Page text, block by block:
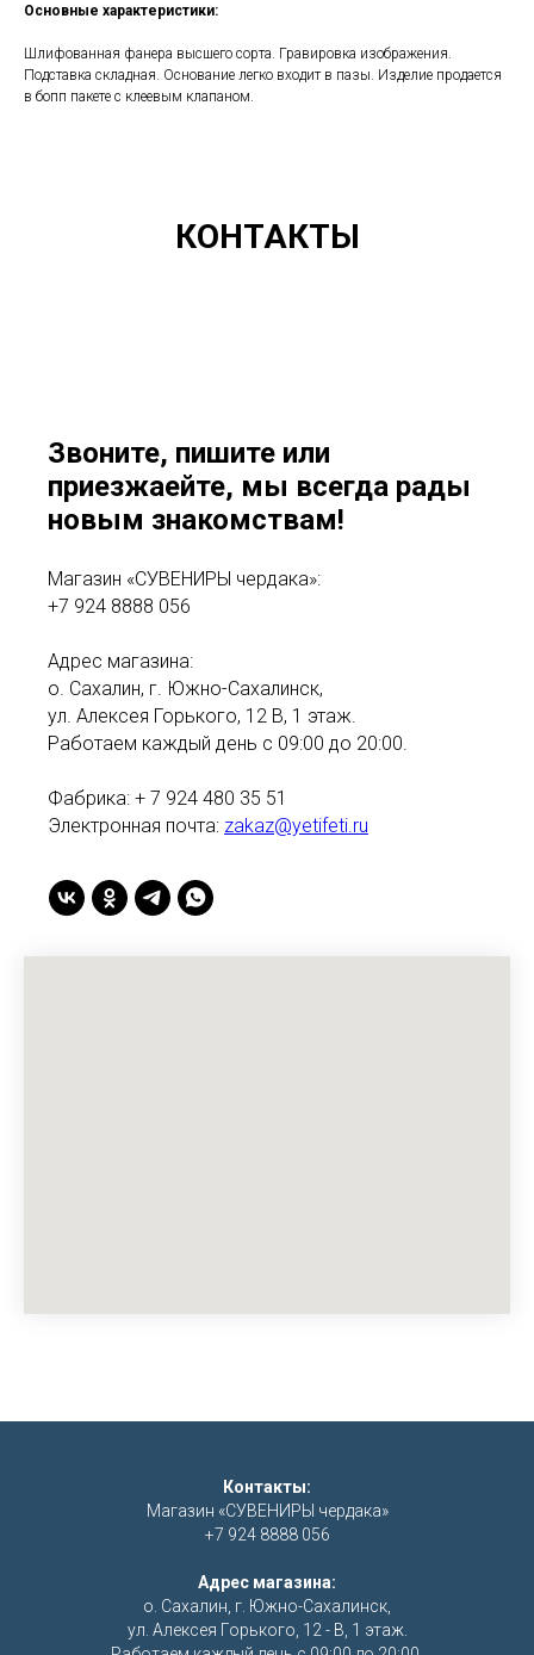
Основные характеристики:
Шлифованная фанера высшего сорта. Гравировка изображения.
Подставка складная. Основание легко входит в пазы. Изделие продается
в бопп пакете с клеевым клапаном.
КОНТАКТЫ
Звоните, пишите или
приезжаейте, мы всегда рады
новым знакомствам!
Магазин «СУВЕНИРЫ чердака»:
+7 924 8888 056
Адрес магазина:
о. Сахалин, г. Южно-Сахалинск,
ул. Алексея Горького, 12 В, 1 этаж.
Работаем каждый день с 09:00 до 20:00.
Фабрика: + 7 924 480 35 51
Электронная почта: zakaz@yetifeti.ru
Контакты:
Магазин «СУВЕНИРЫ чердака»
+7 924 8888 056
Адрес магазина:
о. Сахалин, г. Южно-Сахалинск,
ул. Алексея Горького, 12 - В, 1 этаж.